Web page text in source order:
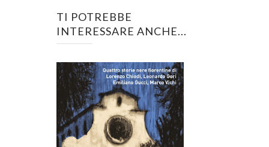
TI POTREBBE
INTERESSARE ANCHE...